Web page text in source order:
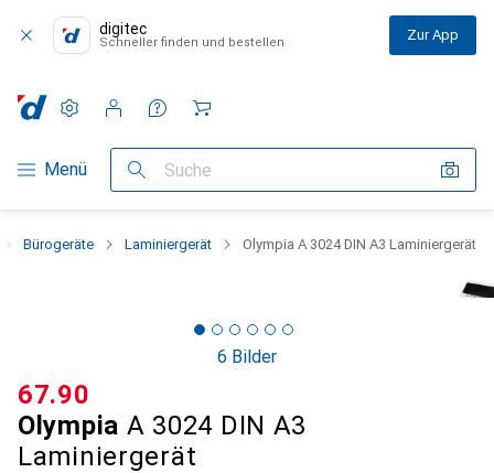
digitec
Schneller finden und bestellen Zur App
Navigation nach Kategorien
Menü Suche
Einstellungen
Kundenkonto
Vergleichslisten
Merklisten
Warenkorb
Bürogeräte Laminiergerät Olympia A 3024 DIN A3 Laminiergerät
6 Bilder
Olympia A 3024 DIN A3
Laminiergerät
CHF
67.90